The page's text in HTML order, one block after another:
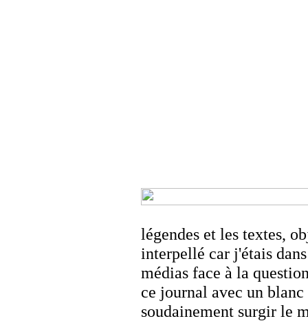
légendes et les textes,
interpellé car j'étais
médias face à la
ce journal avec un
soudainement surgir le